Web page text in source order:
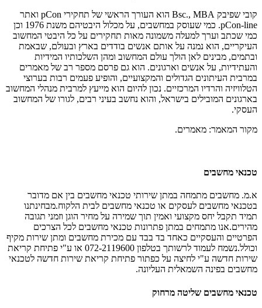
קובי שפיבק Bsc., MBA הוא העורך הראשי של תחקירי pCon ואתר
pCon-line. כמי שעוסק במחשבים, על מכלול היבטיהם משנת 1976 וכן
כמי שכתב וערך למעלה משמונה מאות תחקירים על כל היבטי המחשוב
העיקריים, הוא נמנה על אותם אנשים בודדים בארץ ובעולם, שבאמת
ובתמים, מבינים לאן הולך עולם המחשוב ומהן השלכותיו המידיות
והעתידיות, על אנשים וארגונים. הוא גם פרסם מספר רב של מאמרים
במרבית העיתונים הגדולים והמקצועיים, והופיע פעמים רבות בערוצי
הטלוויזיה והרדיו המרכזיים. נכון להיום הוא מייעץ למרבית מנהלי המחשוב
בארגונים המובילים בישראל, והוא נחשב בעיני רבים, לגורו של המחשוב
העסקי.
מקור המאמר: מאמרים.
טכנאי מחשבים
א.מ. מחשבים מתמחה במתן שירותי טכנאי מחשבים בין אם מדובר
בטכנאי מחשבים לעסקים או טכנאי מחשבים לבית הלקוח.מבחינתנו
תמיד תקבל יחס מקצועי ואמין תוך שמירה על מחיר הוגן וזמני תגובה
מהירים.אנו מתמחים במתן פתרונות טכנאי מחשבים לכל הצרכים
הפרטיים והעסקיים כאחד בד בבד עם מכירת מחשבים ומתן שירות מקיף
וכולל.נשמח לעמוד לרשותך בטלפון 072-2119600 או ע"י פתיחת קריאת
שירות חדשה ע"י לחיצה על כפתור פתיחת קריאת שירות חדשה לטכנאי
מחשבים בפינה השמאלית העליונה.
טכנאי מחשבים שליטה מרחוק